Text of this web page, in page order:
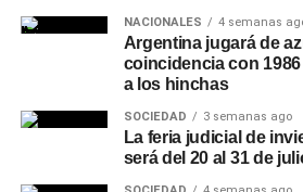
NACIONALES 4 semanas
Argentina jugará de
coincidencia con
a los hinchas
SOCIEDAD 3 semanas ago
La feria judicial de
será del 20 al 31 de